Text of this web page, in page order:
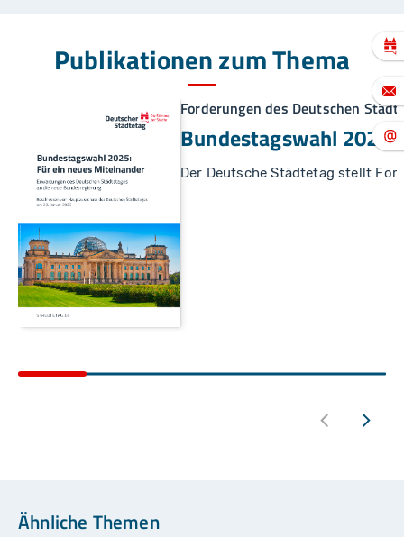
Publikationen zum Thema
Forderungen des Deutschen
Bundestagswahl
Der Deutsche Städtetag stellt
Ähnliche Themen